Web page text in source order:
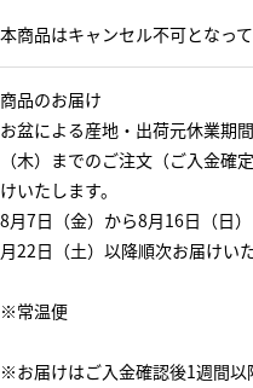
本商品はキャンセル不可となっ
商品のお届け
お盆による産地・出荷元休業期
（木）までのご注文（ご入金確
けいたします。
8月7日（金）から8月16日（日
月22日（土）以降順次お届けいた
※常温便
※お届けはご入金確認後1週間以